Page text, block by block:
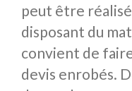
peut être
disposant du
convient de
devis enrobés.